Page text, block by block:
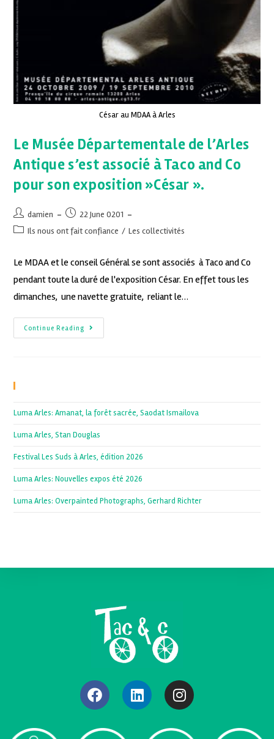
César au MDAA à Arles
Le Musée Départementale de l’Arles
Antique s’est associé à Taco and Co
pour son exposition »César ».
damien
22 June 0201
Ils nous ont fait confiance / Les collectivités
Le MDAA et le conseil Général se sont associés à Taco and Co
pendant toute la duré de l'exposition César. En effet tous les
dimanches, une navette gratuite, reliant le…
Continue Reading
Luma Arles: Amanat, la forêt sacrée, Saodat Ismailova
Luma Arles, Stan Douglas
Festival Les Suds à Arles, édition 2026
Luma Arles: Nouvelles expos été 2026
Luma Arles: Overpainted Photographs, Gerhard Richter